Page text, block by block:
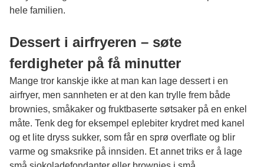
hele familien.
Dessert i airfryeren – søte
ferdigheter på få minutter
Mange tror kanskje ikke at man kan lage dessert i en
airfryer, men sannheten er at den kan trylle frem både
brownies, småkaker og fruktbaserte søtsaker på en enkel
måte. Tenk deg for eksempel eplebiter krydret med kanel
og et lite dryss sukker, som får en sprø overflate og blir
varme og smaksrike på innsiden. Et annet triks er å lage